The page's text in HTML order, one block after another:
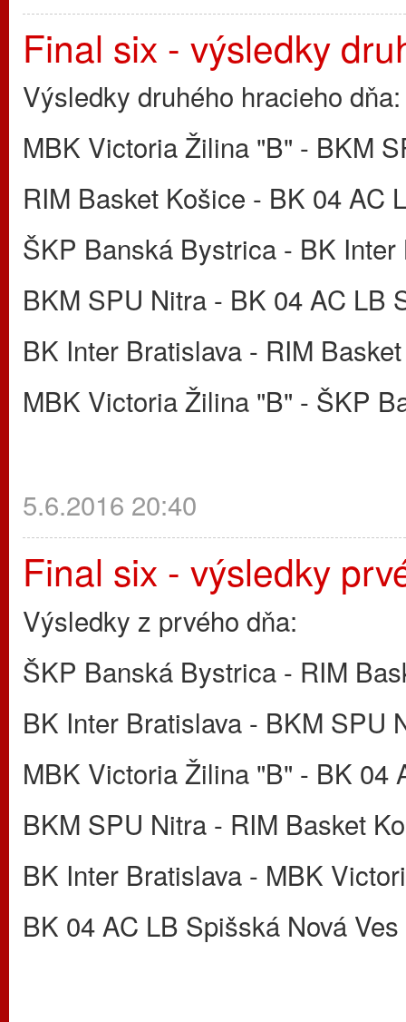
Final six - výsledky
Výsledky druhého hracieho
MBK Victoria Žilina "B" - BKM
RIM Basket Košice - BK 04 AC
ŠKP Banská Bystrica - BK Inter
BKM SPU Nitra - BK 04 AC LB
BK Inter Bratislava - RIM
MBK Victoria Žilina "B" - ŠKP
5.6.2016 20:40
Final six - výsledky
Výsledky z prvého dňa:
ŠKP Banská Bystrica - RIM
BK Inter Bratislava - BKM SPU
MBK Victoria Žilina "B" - BK 04
BKM SPU Nitra - RIM Basket
BK Inter Bratislava - MBK
BK 04 AC LB Spišská Nová